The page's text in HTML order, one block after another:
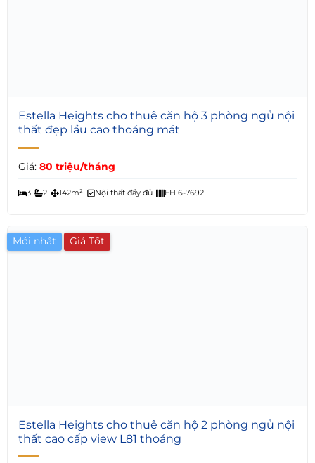
5
Estella Heights cho thuê căn hộ 3 phòng ngủ nội
thất đẹp lầu cao thoáng mát
Giá: 80 triệu/tháng
3 2 142m² Nội thất đầy đủ EH 6-7692
Mới nhất Giá Tốt
6
Estella Heights cho thuê căn hộ 2 phòng ngủ nội
thất cao cấp view L81 thoáng